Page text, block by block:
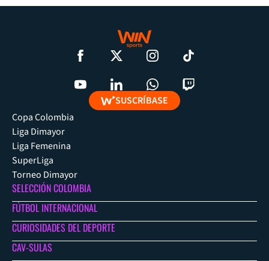
SUSCRÍBASE
Copa Colombia
Liga Dimayor
Liga Femenina
SuperLiga
Torneo Dimayor
SELECCIÓN COLOMBIA
FÚTBOL INTERNACIONAL
CURIOSIDADES DEL DEPORTE
CAV-SULAS